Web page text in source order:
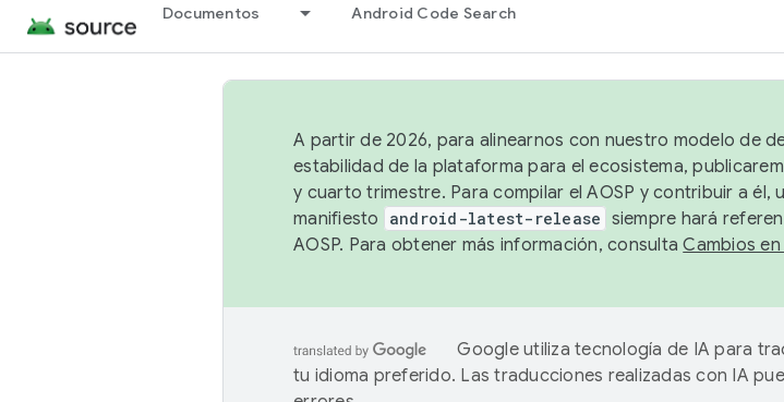
Documentos Android Code Search
A partir de 2026, para alinearnos con nuestro modelo de
estabilidad de la plataforma para el ecosistema,
y cuarto trimestre. Para compilar el AOSP y contribuir a él,
manifiesto
android-latest-release siempre hará
AOSP. Para obtener más información, consultaCambios en
Google utiliza tecnología de IA para
tu idioma preferido. Las traducciones realizadas con IA